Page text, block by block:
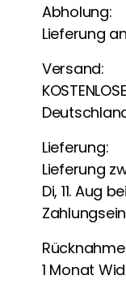
Abholung:
Lieferung
Versand:
Lieferung:
Lieferung
Di, 11. Aug
1 Monat